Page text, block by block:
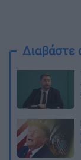
Διαβάστε